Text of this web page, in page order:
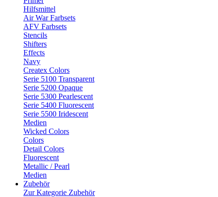
Hilfsmittel
Air War Farbsets
AFV Farbsets
Stencils
Shifters
Effects
Navy
Createx Colors
Serie 5100 Transparent
Serie 5200 Opaque
Serie 5300 Pearlescent
Serie 5400 Fluorescent
Serie 5500 Iridescent
Medien
Wicked Colors
Colors
Detail Colors
Fluorescent
Metallic / Pearl
Medien
Zubehör
Zur Kategorie Zubehör